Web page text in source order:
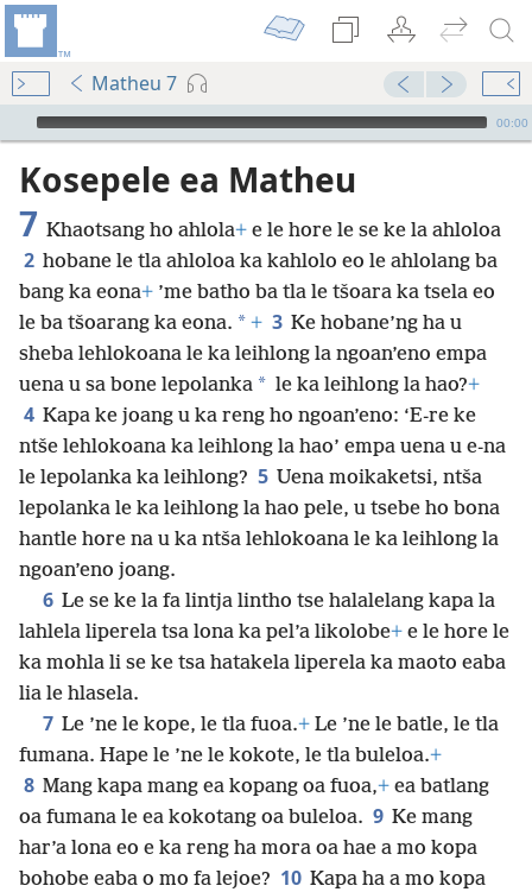
Matheu 7
Audio Player
00:00
Kosepele ea Matheu
7 Khaotsang ho ahlola+ e le hore le se ke la ahloloa
2 hobane le tla ahloloa ka kahlolo eo le ahlolang ba
bang ka eona+ ’me batho ba tla le tšoara ka tsela eo
le ba tšoarang ka eona. * + 3 Ke hobane’ng ha u
sheba lehlokoana le ka leihlong la ngoan’eno empa
uena u sa bone lepolanka * le ka leihlong la hao?+
4 Kapa ke joang u ka reng ho ngoan’eno: ‘E-re ke
ntše lehlokoana ka leihlong la hao’ empa uena u e-na
le lepolanka ka leihlong? 5 Uena moikaketsi, ntša
lepolanka le ka leihlong la hao pele, u tsebe ho bona
hantle hore na u ka ntša lehlokoana le ka leihlong la
ngoan’eno joang.
6 Le se ke la fa lintja lintho tse halalelang kapa la
lahlela liperela tsa lona ka pel’a likolobe+ e le hore le
ka mohla li se ke tsa hatakela liperela ka maoto eaba
lia le hlasela.
7 Le ’ne le kope, le tla fuoa.+ Le ’ne le batle, le tla
fumana. Hape le ’ne le kokote, le tla buleloa.+
8 Mang kapa mang ea kopang oa fuoa,+ ea batlang
oa fumana le ea kokotang oa buleloa. 9 Ke mang
har’a lona eo e ka reng ha mora oa hae a mo kopa
bohobe eaba o mo fa lejoe? 10 Kapa ha a mo kopa